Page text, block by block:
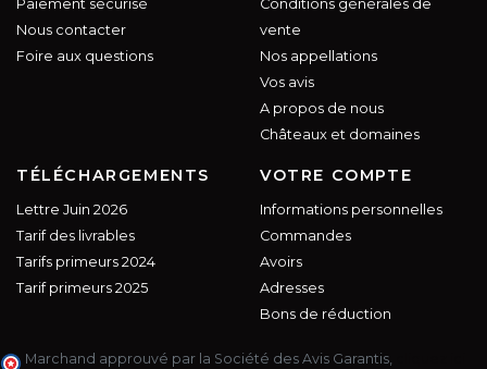
Paiement sécurisé
Nous contacter
Foire aux questions
Conditions générales de
vente
Nos appellations
Vos avis
A propos de nous
Châteaux et domaines
TÉLÉCHARGEMENTS
Lettre Juin 2026
Tarif des livrables
Tarifs primeurs 2024
Tarif primeurs 2025
VOTRE COMPTE
Informations personnelles
Commandes
Avoirs
Adresses
Bons de réduction
Marchand approuvé par la Société des Avis Garantis,